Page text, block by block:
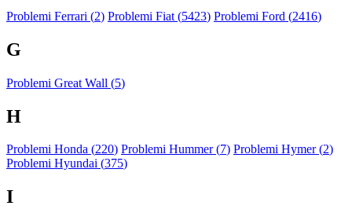
Problemi Ferrari (2) Problemi Fiat (5423) Problemi Ford (2416)
G
Problemi Great Wall (5)
H
Problemi Honda (220) Problemi Hummer (7) Problemi Hymer (2)
Problemi Hyundai (375)
I